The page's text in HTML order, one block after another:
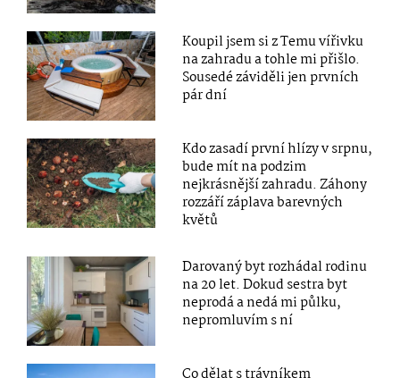
Koupil jsem si z Temu vířivku
na zahradu a tohle mi přišlo.
Sousedé záviděli jen prvních
pár dní
Kdo zasadí první hlízy v srpnu,
bude mít na podzim
nejkrásnější zahradu. Záhony
rozzáří záplava barevných
květů
Darovaný byt rozhádal rodinu
na 20 let. Dokud sestra byt
neprodá a nedá mi půlku,
nepromluvím s ní